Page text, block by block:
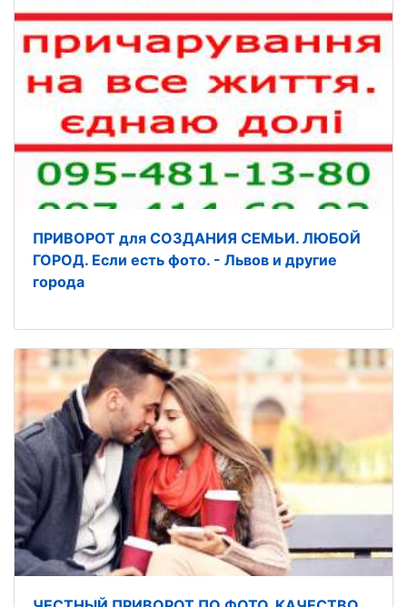
ПРИВОРОТ для СОЗДАНИЯ СЕМЬИ. ЛЮБОЙ
ГОРОД. Если есть фото. - Львов и другие
города